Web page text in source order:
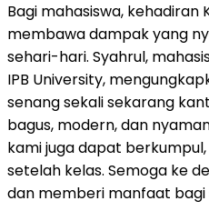
Bagi mahasiswa, kehadiran
membawa dampak yang
sehari-hari. Syahrul,
IPB University,
senang sekali sekarang
bagus, modern, dan
kami juga dapat
setelah kelas. Semoga ke
dan memberi manfaat bagi